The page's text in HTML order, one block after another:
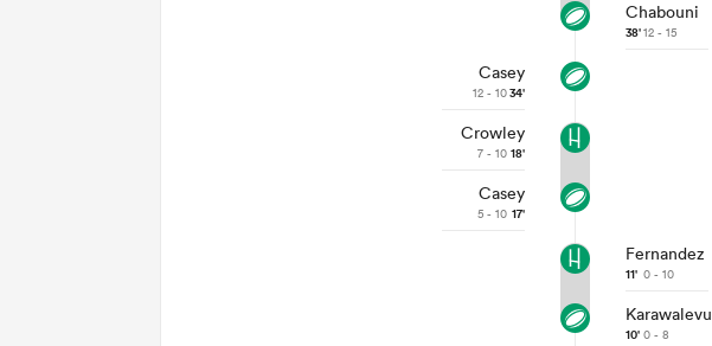
Chabouni
38'12 - 15
Casey
12 - 1034'
Crowley
7 - 10 18'
Casey
5 - 10 17'
Fernandez
11' 0 - 10
Karawalevu
10' 0 - 8